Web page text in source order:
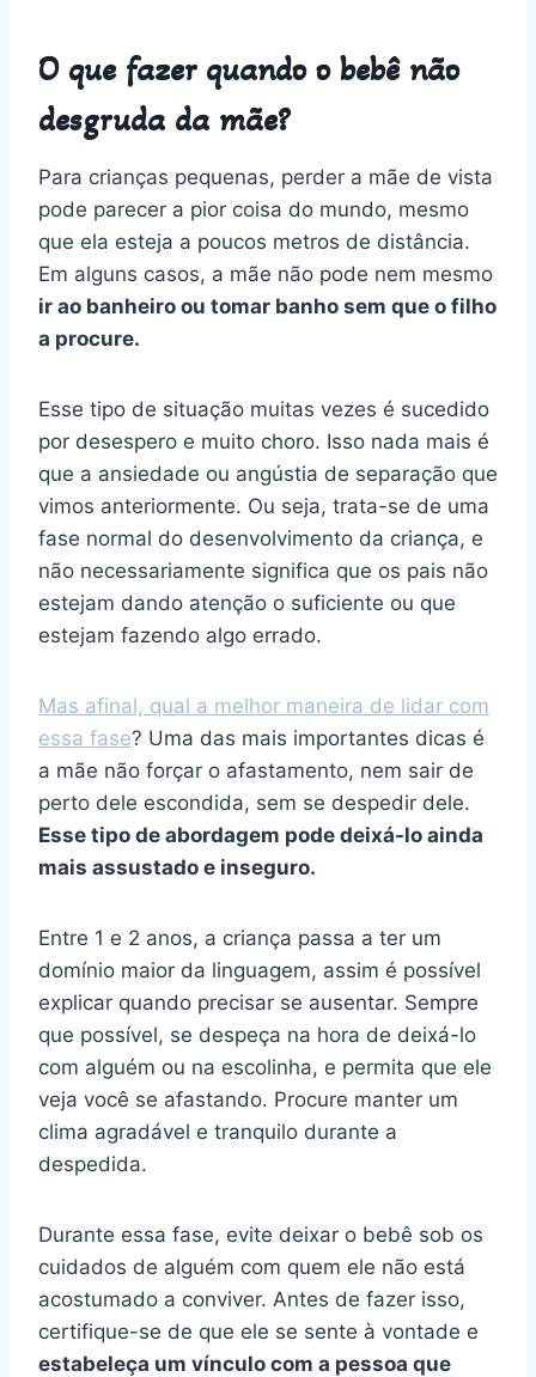
O que fazer quando o bebê não
desgruda da mãe?
Para crianças pequenas, perder a mãe de vista
pode parecer a pior coisa do mundo, mesmo
que ela esteja a poucos metros de distância.
Em alguns casos, a mãe não pode nem mesmo
ir ao banheiro ou tomar banho sem que o filho
a procure.
Esse tipo de situação muitas vezes é sucedido
por desespero e muito choro. Isso nada mais é
que a ansiedade ou angústia de separação que
vimos anteriormente. Ou seja, trata-se de uma
fase normal do desenvolvimento da criança, e
não necessariamente significa que os pais não
estejam dando atenção o suficiente ou que
estejam fazendo algo errado.
Mas afinal, qual a melhor maneira de lidar com
essa fase? Uma das mais importantes dicas é
a mãe não forçar o afastamento, nem sair de
perto dele escondida, sem se despedir dele.
Esse tipo de abordagem pode deixá-lo ainda
mais assustado e inseguro.
Entre 1 e 2 anos, a criança passa a ter um
domínio maior da linguagem, assim é possível
explicar quando precisar se ausentar. Sempre
que possível, se despeça na hora de deixá-lo
com alguém ou na escolinha, e permita que ele
veja você se afastando. Procure manter um
clima agradável e tranquilo durante a
despedida.
Durante essa fase, evite deixar o bebê sob os
cuidados de alguém com quem ele não está
acostumado a conviver. Antes de fazer isso,
certifique-se de que ele se sente à vontade e
estabeleça um vínculo com a pessoa que